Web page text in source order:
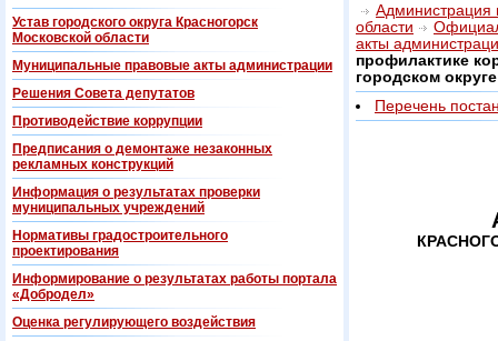
Устав городского округа Красногорск
Московской области
Муниципальные правовые акты администрации
Решения Совета депутатов
Противодействие коррупции
Предписания о демонтаже незаконных
рекламных конструкций
Информация о результатах проверки
муниципальных учреждений
Нормативы градостроительного
проектирования
Информирование о результатах работы портала
«Добродел»
Оценка регулирующего воздействия
Администрация
области
акты
профилактике
городском
Перечень